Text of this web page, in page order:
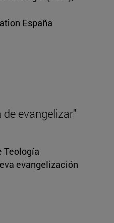
España
de evangelizar"
Teología
evangelización